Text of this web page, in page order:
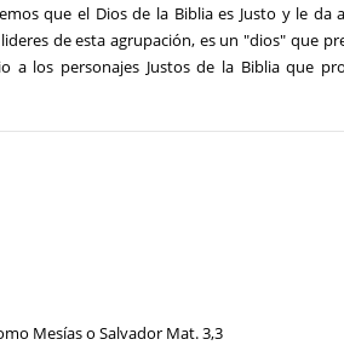
que el Dios de la Biblia es Justo y le da
de esta agrupación, es un "dios" que
a los personajes Justos de la Biblia que
Mesías o Salvador Mat. 3,3